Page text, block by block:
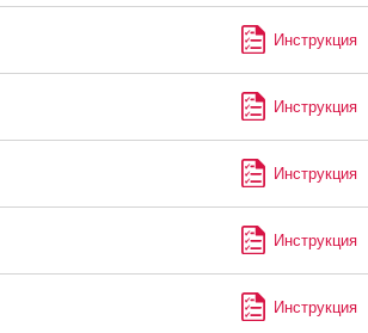
Инструкция
Инструкция
Инструкция
Инструкция
Инструкция